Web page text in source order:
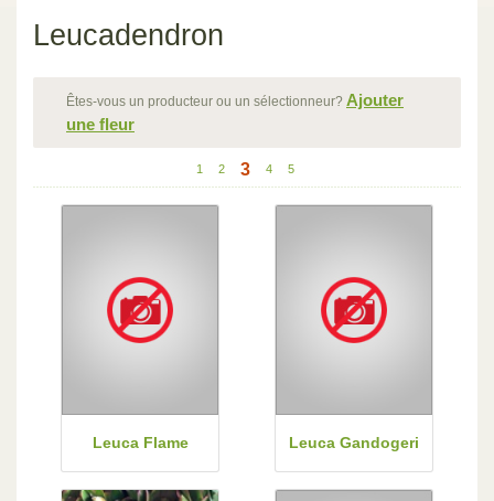
Leucadendron
Êtes-vous un producteur ou un sélectionneur? Ajouter
une fleur
1 2 3 4 5
Leuca Flame Leuca Gandogeri